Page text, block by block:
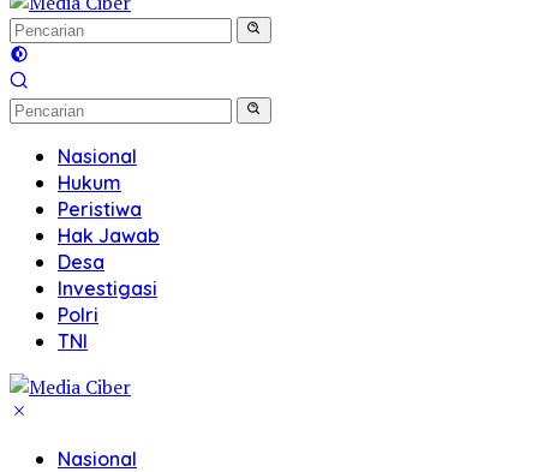
Nasional
Hukum
Peristiwa
Hak Jawab
Desa
Investigasi
Polri
TNI
Nasional